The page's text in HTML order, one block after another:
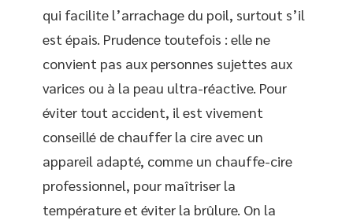
qui facilite l’arrachage du poil, surtout s’il
est épais. Prudence toutefois : elle ne
convient pas aux personnes sujettes aux
varices ou à la peau ultra-réactive. Pour
éviter tout accident, il est vivement
conseillé de chauffer la cire avec un
appareil adapté, comme un chauffe-cire
professionnel, pour maîtriser la
température et éviter la brûlure. On la